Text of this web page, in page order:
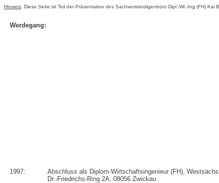
Hinweis: Diese Seite ist Teil der Präsentation des Sachverständigenbüro Dipl.-Wi.-Ing (FH) Kai
Werdegang:
1997:
Abschluss als Diplom-Wirtschaftsingenieur (FH),
Dr.-Friedrichs-Ring 2A, 08056 Zwickau